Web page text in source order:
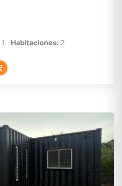
1 Habitaciones: 2